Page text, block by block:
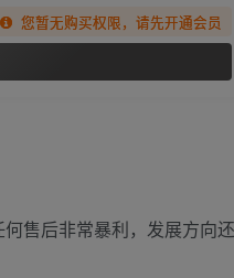
您暂无购买权限，请先开通会员
售后非常暴利，发展方向还